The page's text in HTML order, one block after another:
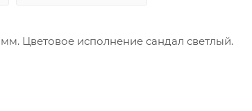
Цветовое исполнение сандал светлый.